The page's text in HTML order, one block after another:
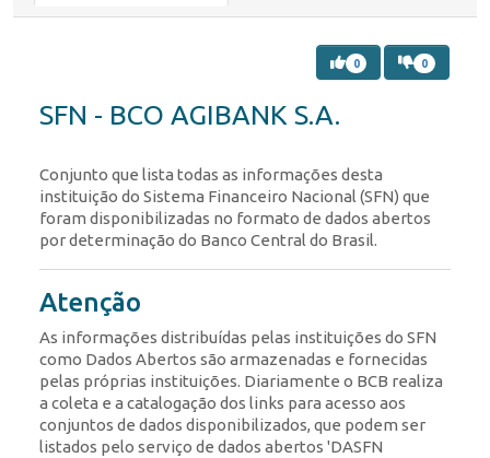
SFN - BCO AGIBANK S.A.
Conjunto que lista todas as informações desta
instituição do Sistema Financeiro Nacional (SFN) que
foram disponibilizadas no formato de dados abertos
por determinação do Banco Central do Brasil.
Atenção
As informações distribuídas pelas instituições do SFN
como Dados Abertos são armazenadas e fornecidas
pelas próprias instituições. Diariamente o BCB realiza
a coleta e a catalogação dos links para acesso aos
conjuntos de dados disponibilizados, que podem ser
listados pelo serviço de dados abertos 'DASFN
0 0